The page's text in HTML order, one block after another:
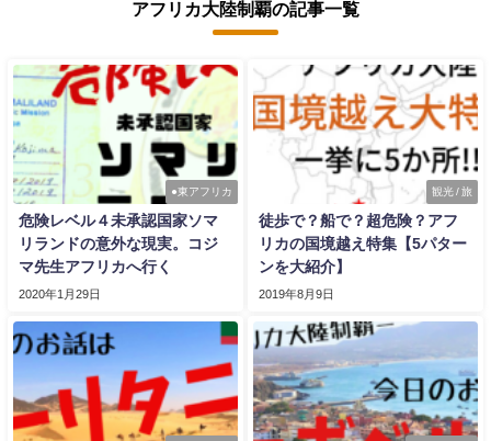
アフリカ大陸制覇の記事一覧
●東アフリカ
危険レベル４未承認国家ソマ
リランドの意外な現実。コジ
マ先生アフリカへ行く
2020年1月29日
観光 / 旅
徒歩で？船で？超危険？アフ
リカの国境越え特集【5パター
ンを大紹介】
2019年8月9日